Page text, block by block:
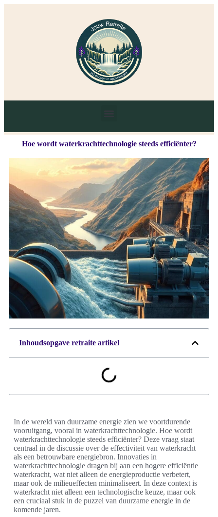
Hoe wordt waterkrachttechnologie steeds efficiënter?
Inhoudsopgave retraite artikel
In de wereld van duurzame energie zien we voortdurende
vooruitgang, vooral in waterkrachttechnologie. Hoe wordt
waterkrachttechnologie steeds efficiënter? Deze vraag staat
centraal in de discussie over de effectiviteit van waterkracht
als een betrouwbare energiebron. Innovaties in
waterkrachttechnologie dragen bij aan een hogere efficiëntie
waterkracht, wat niet alleen de energieproductie verbetert,
maar ook de milieueffecten minimaliseert. In deze context is
waterkracht niet alleen een technologische keuze, maar ook
een cruciaal stuk in de puzzel van duurzame energie in de
komende jaren.